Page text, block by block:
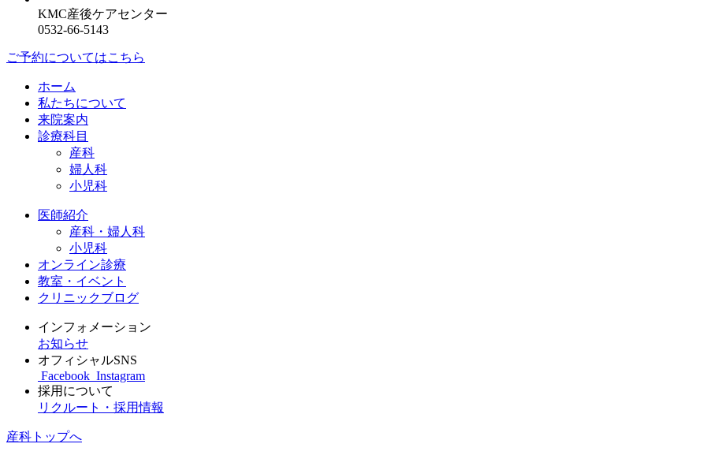
KMC産後ケアセンター
0532-66-5143
ご予約についてはこちら
ホーム
私たちについて
来院案内
診療科目
産科
婦人科
小児科
医師紹介
産科・婦人科
小児科
オンライン診療
教室・イベント
クリニックブログ
インフォメーション
お知らせ
オフィシャルSNS
Facebook Instagram
採用について
リクルート・採用情報
産科トップへ